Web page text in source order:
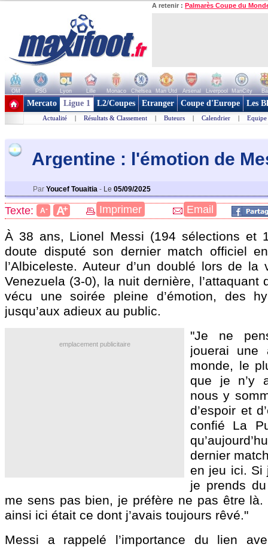
A retenir : Palmarès Coupe du
OM PSG Lyon Lille Monaco Chelsea Man Utd Arsenal Liverpool ManCity
+ de clubs
Mercato Ligue 1 L2/Coupes Etranger Coupe d'Europe Les
Actualité | Résultats & Classement | Buteurs | Calendrier | Equipe
Argentine : l'émotion de
Par Youcef Touaitia - Le 05/09/2025
Texte: A- A+ Imprimer Email
À 38 ans, Lionel Messi (194 sélections et
doute disputé son dernier match officiel
l’Albiceleste. Auteur d’un doublé lors de la
Venezuela (3-0), la nuit dernière, l’attaquant
vécu une soirée pleine d’émotion, des
jusqu’aux adieux au public.
emplacement publicitaire
"Je ne
jouerai une
monde, le
que je n’y
nous y
d’espoir et
confié La
dernier
en jeu ici. Si
je prends
me sens pas bien, je préfère ne pas être là.
ainsi ici était ce dont j’avais toujours rêvé."
Messi a rappelé l’importance du lien